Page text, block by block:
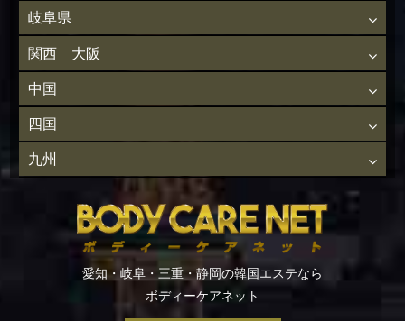
岐阜県
関西 大阪
中国
四国
九州
愛知・岐阜・三重・静岡の韓国エステなら
ボディーケアネット